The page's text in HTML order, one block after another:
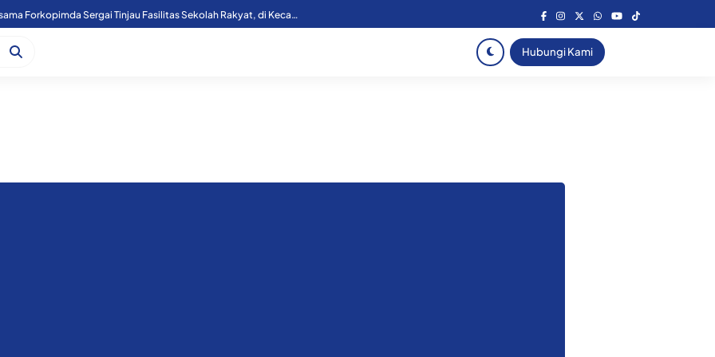
Kapoolres Sergai Bersama Forkopimda Sergai Tinjau Fasilitas Sekolah Rakyat, di Kecamatan Firdaus.
Hubungi Kami